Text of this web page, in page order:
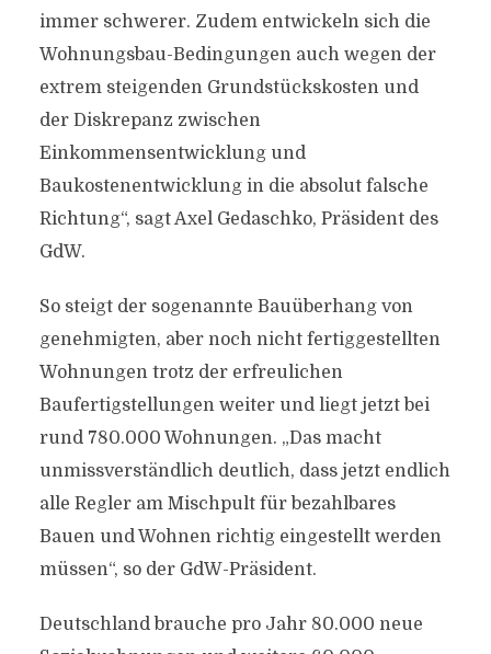
immer schwerer. Zudem entwickeln sich die
Wohnungsbau-Bedingungen auch wegen der
extrem steigenden Grundstückskosten und
der Diskrepanz zwischen
Einkommensentwicklung und
Baukostenentwicklung in die absolut falsche
Richtung“, sagt Axel Gedaschko, Präsident des
GdW.
So steigt der sogenannte Bauüberhang von
genehmigten, aber noch nicht fertiggestellten
Wohnungen trotz der erfreulichen
Baufertigstellungen weiter und liegt jetzt bei
rund 780.000 Wohnungen. „Das macht
unmissverständlich deutlich, dass jetzt endlich
alle Regler am Mischpult für bezahlbares
Bauen und Wohnen richtig eingestellt werden
müssen“, so der GdW-Präsident.
Deutschland brauche pro Jahr 80.000 neue